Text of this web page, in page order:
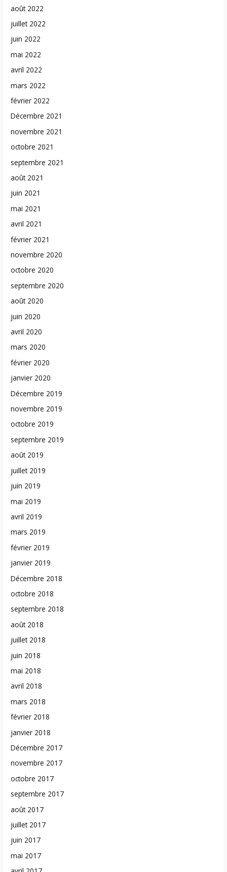
août 2022
juillet 2022
juin 2022
mai 2022
avril 2022
mars 2022
février 2022
Décembre 2021
novembre 2021
octobre 2021
septembre 2021
août 2021
juin 2021
mai 2021
avril 2021
février 2021
novembre 2020
octobre 2020
septembre 2020
août 2020
juin 2020
avril 2020
mars 2020
février 2020
janvier 2020
Décembre 2019
novembre 2019
octobre 2019
septembre 2019
août 2019
juillet 2019
juin 2019
mai 2019
avril 2019
mars 2019
février 2019
janvier 2019
Décembre 2018
octobre 2018
septembre 2018
août 2018
juillet 2018
juin 2018
mai 2018
avril 2018
mars 2018
février 2018
janvier 2018
Décembre 2017
novembre 2017
octobre 2017
septembre 2017
août 2017
juillet 2017
juin 2017
mai 2017